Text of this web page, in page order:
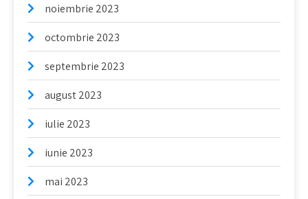
noiembrie 2023
octombrie 2023
septembrie 2023
august 2023
iulie 2023
iunie 2023
mai 2023